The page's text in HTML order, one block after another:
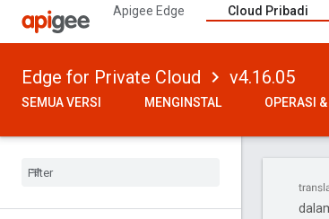
Apigee Edge Cloud Pribadi
Edge for Private Cloud v4.16.05
SEMUA VERSI MENGINSTAL OPERASI